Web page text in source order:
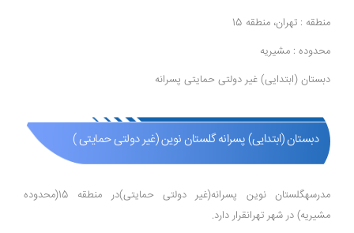
منطقه : تهران، منطقه 15
محدوده : مشیریه
دبستان (ابتدایی) غیر دولتی حمایتی پسرانه
دبستان (ابتدایی) پسرانه گلستان نوین (غیر دولتی حمایتی )
مدرسهگلستان نوین پسرانه(غیر دولتی حمایتی)در منطقه 15(محدوده
مشیریه) در شهر تهرانقرار دارد.